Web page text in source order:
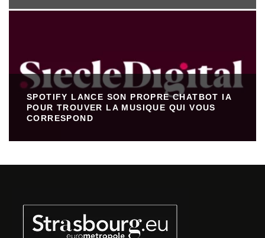
SPOTIFY LANCE SON PROPRE CHATBOT IA
POUR TROUVER LA MUSIQUE QUI VOUS
CORRESPOND